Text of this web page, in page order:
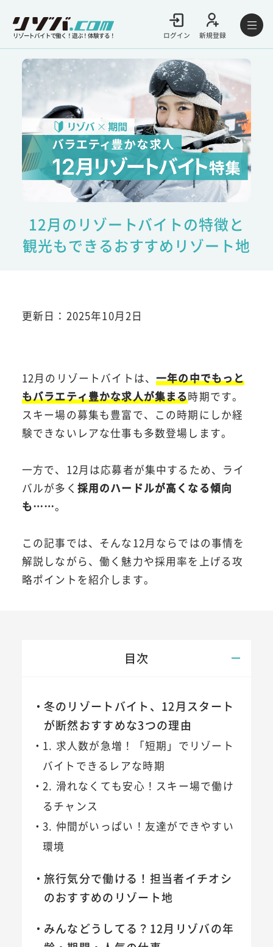
リゾートバイトで働く！遊ぶ！体験する！ ログイン 新規登録
12月のリゾートバイトの特徴と
観光もできるおすすめリゾート地
更新日：2025年10月2日
12月のリゾートバイトは、一年の中でもっと
もバラエティ豊かな求人が集まる時期です。
スキー場の募集も豊富で、この時期にしか経
験できないレアな仕事も多数登場します。
一方で、12月は応募者が集中するため、ライ
バルが多く 採用のハードルが高くなる傾向
も……。
この記事では、そんな12月ならではの事情を
解説しながら、働く魅力や採用率を上げる攻
略ポイントを紹介します。
目次
冬のリゾートバイト、12月スタート
が断然おすすめな3つの理由
1. 求人数が急増！「短期」でリゾート
バイトできるレアな時期
2. 滑れなくても安心！スキー場で働け
るチャンス
3. 仲間がいっぱい！友達ができやすい
環境
旅行気分で働ける！担当者イチオシ
のおすすめのリゾート地
みんなどうしてる？12月リゾバの年